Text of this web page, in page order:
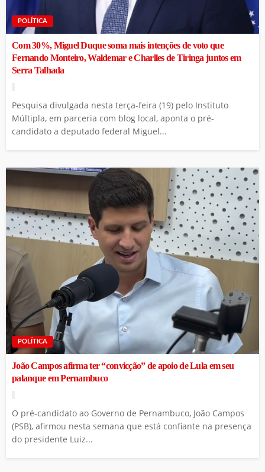
POLÍTICA
Com 30%, Miguel Duque soma mais intenções de voto que
Fernando Monteiro, Waldemar e Charlles de Tiringa juntos em
Serra Talhada
Pesquisa divulgada nesta terça-feira (19) pelo Instituto
Múltipla, em parceria com blog local, aponta o pré-
candidato a deputado federal Miguel...
POLÍTICA
João Campos afirma ter “convicção” de apoio de Lula em seu
palanque em Pernambuco
O pré-candidato ao Governo de Pernambuco, João Campos
(PSB), afirmou nesta semana que está confiante na presença
do presidente Luiz...